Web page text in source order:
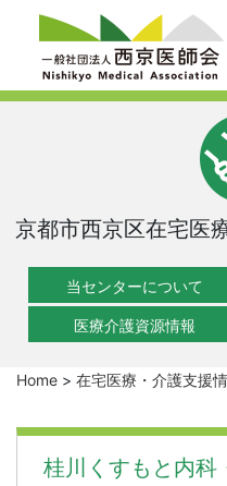
content
京都市西京区在宅医
当センターについて
医療介護資源情報
Home > 在宅医療・介護支援
桂川くすもと内科